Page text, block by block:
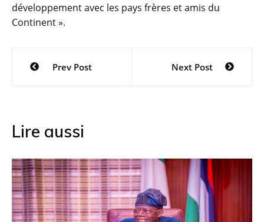
développement avec les pays frères et amis du
Continent ».
Navigation
Prev Post Next Post
Lire aussi